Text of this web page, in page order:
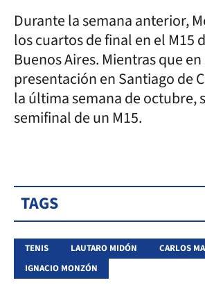
Durante la semana anterior,
los cuartos de final en el M15
Buenos Aires. Mientras que
presentación en Santiago de
la última semana de octubre,
semifinal de un M15.
TAGS
TENIS LAUTARO MIDÓN
CARLOS
IGNACIO MONZÓN